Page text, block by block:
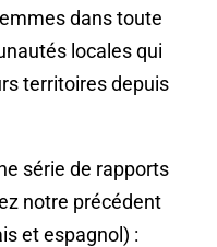
dans toute
locales qui
territoires depuis
série de rapports
notre précédent
et espagnol) :